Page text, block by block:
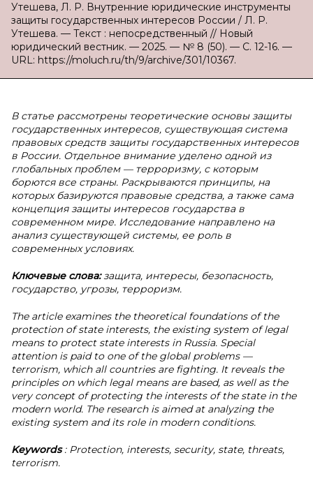
Утешева, Л. Р. Внутренние юридические инструменты
защиты государственных интересов России / Л. Р.
Утешева. — Текст : непосредственный // Новый
юридический вестник. — 2025. — № 8 (50). — С. 12-16. —
URL: https://moluch.ru/th/9/archive/301/10367.
В статье рассмотрены теоретические основы защиты
государственных интересов, существующая система
правовых средств защиты государственных интересов
в России. Отдельное внимание уделено одной из
глобальных проблем — терроризму, с которым
борются все страны. Раскрываются принципы, на
которых базируются правовые средства, а также сама
концепция защиты интересов государства в
современном мире. Исследование направлено на
анализ существующей системы, ее роль в
современных условиях.
Ключевые слова:защита, интересы, безопасность,
государство, угрозы, терроризм.
The article examines the theoretical foundations of the
protection of state interests, the existing system of legal
means to protect state interests in Russia. Special
attention is paid to one of the global problems —
terrorism, which all countries are fighting. It reveals the
principles on which legal means are based, as well as the
very concept of protecting the interests of the state in the
modern world. The research is aimed at analyzing the
existing system and its role in modern conditions.
Keywords: Protection, interests, security, state, threats,
terrorism.